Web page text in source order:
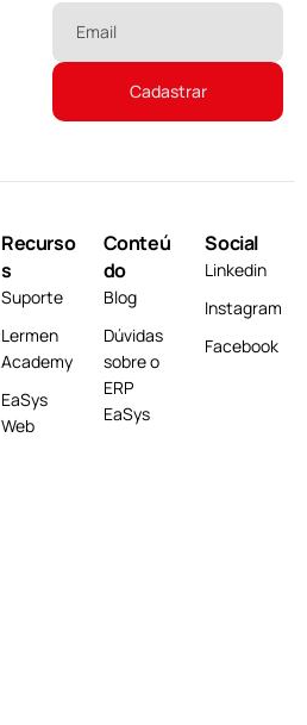
Email
Recurso
s
Suporte
Lermen
Academy
EaSys
Web
Conteú
do
Blog
Dúvidas
sobre o
ERP
EaSys
Social
Linkedin
Instagram
Facebook